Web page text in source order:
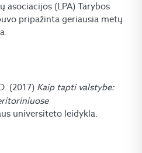
asociacijos (LPA) Tarybos
pripažinta geriausia metų
(2017) Kaip tapti valstybe:
universiteto leidykla.